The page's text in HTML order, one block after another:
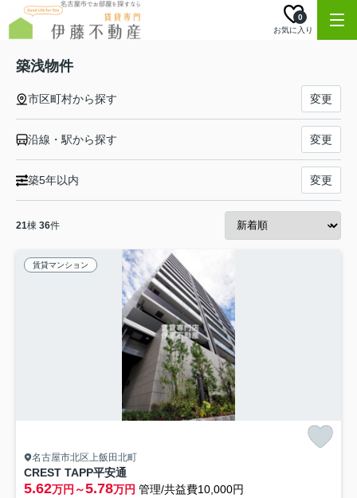
お気に入り
0
築浅物件
市区町村から探す 変更
沿線・駅から探す 変更
築5年以内 変更
21棟 36件
賃貸マンション
名古屋市北区上飯田北町
CREST TAPP平安通
5.62万円～5.78万円 管理/共益費10,000円